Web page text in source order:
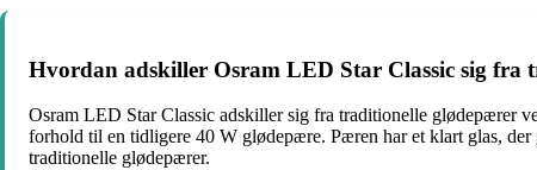
Hvordan adskiller Osram LED Star Classic sig fra
Osram LED Star Classic adskiller sig fra traditionelle glødepærer
forhold til en tidligere 40 W glødepære. Pæren har et klart glas,
traditionelle glødepærer.